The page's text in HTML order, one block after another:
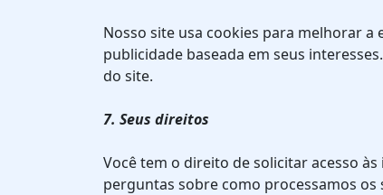
Nosso site usa cookies para melhorar
publicidade baseada em seus
do site.
7. Seus direitos
Você tem o direito de solicitar acesso
perguntas sobre como processamos